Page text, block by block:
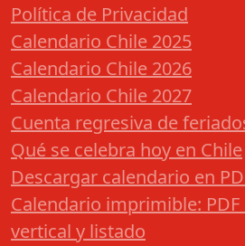
Política de Privacidad
Calendario Chile 2025
Calendario Chile 2026
Calendario Chile 2027
Cuenta regresiva de
Qué se celebra hoy en Chile
Descargar calendario en
Calendario imprimible:
vertical y listado